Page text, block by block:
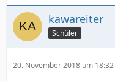
kawareiter
Schüler
20. November 2018 um 18:32